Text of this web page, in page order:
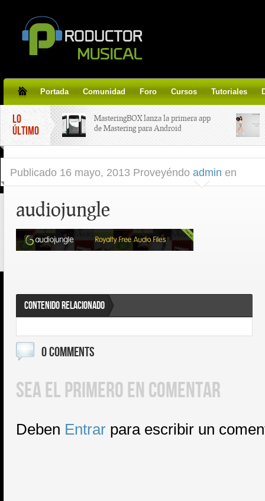
Portada Comunidad Foro Cursos Tutoriales
LO
ÚLTIMO
MasteringBOX lanza la primera app
de Mastering para Android
line gratis!
Korg lanza SDD-3000, el nuevo
pedal de delay.
Tutorial de CLA Effects, aprende a
Publicado 16 mayo, 2013 Proveyéndo admin en
audiojungle
CONTENIDO RELACIONADO
0 COMMENTS
SEA EL PRIMERO EN COMENTAR
Deben Entrar para escribir un